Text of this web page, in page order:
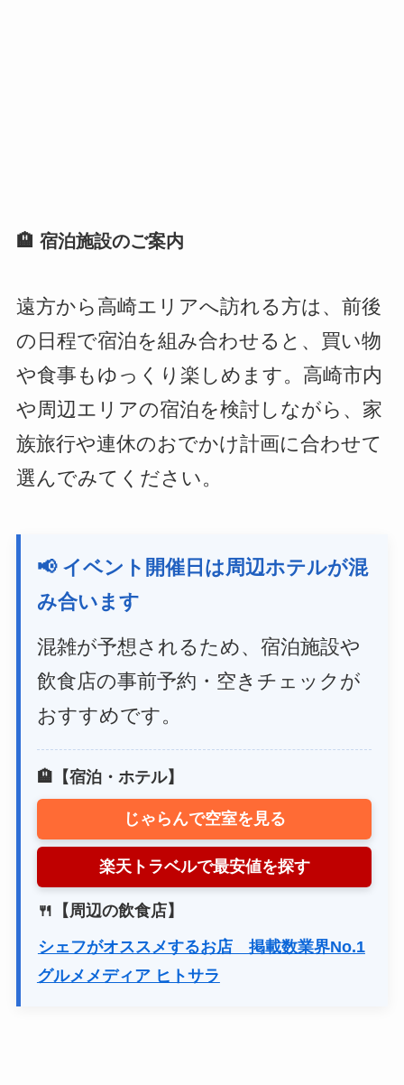
🏨 宿泊施設のご案内
遠方から高崎エリアへ訪れる方は、前後
の日程で宿泊を組み合わせると、買い物
や食事もゆっくり楽しめます。高崎市内
や周辺エリアの宿泊を検討しながら、家
族旅行や連休のおでかけ計画に合わせて
選んでみてください。
📢 イベント開催日は周辺ホテルが混
み合います
混雑が予想されるため、宿泊施設や
飲食店の事前予約・空きチェックが
おすすめです。
🏨【宿泊・ホテル】
じゃらんで空室を見る
楽天トラベルで最安値を探す
🍴【周辺の飲食店】
シェフがオススメするお店 掲載数業界No.1
グルメメディア ヒトサラ